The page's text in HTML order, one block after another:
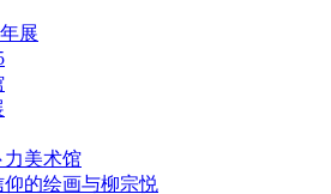
展
力美术馆
的绘画与柳宗悦